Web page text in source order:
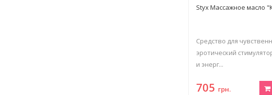
Styx Массажное масло
Средство для
эротический
и энерг...
705 грн.